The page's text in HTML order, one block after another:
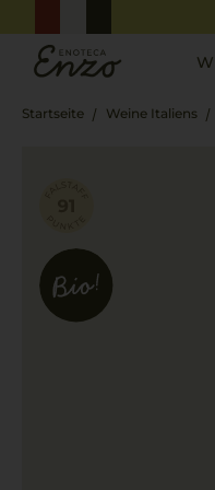
Startseite Weine Italiens